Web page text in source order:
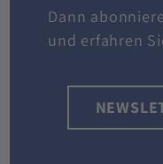
Dann
und erfahren